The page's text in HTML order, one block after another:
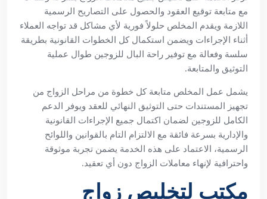
مع متابعة توقيع العقود والحصول على التصاريح الرسمية
اللازمة ويقدم المخلص حلولاً فورية لأي مشاكل قد تواجه العملاء
أثناء الإجراءات ويضمن استكمال كل الخطوات القانونية بطريقة
سلسة وفعالة مع توفير راحة البال للزوجين طوال عملية
التوثيق والمتابعة.
يشمل عمل المخلص متابعة كل خطوة من مراحل الزواج من
تجهيز المستندات حتى التوثيق النهائي للعقد ويوفر الدعم
الكامل للزوجين لضمان اكتمال جميع الإجراءات القانونية
والإدارية بسرعة فائقة مع الالتزام التام بالقوانين واللوائح
الرسمية، الاعتماد على هذه الخدمة يضمن تجربة موثوقة
واحترافية لإنهاء معاملات الزواج دون أي تعقيد.
مكتب لتخليص زواج